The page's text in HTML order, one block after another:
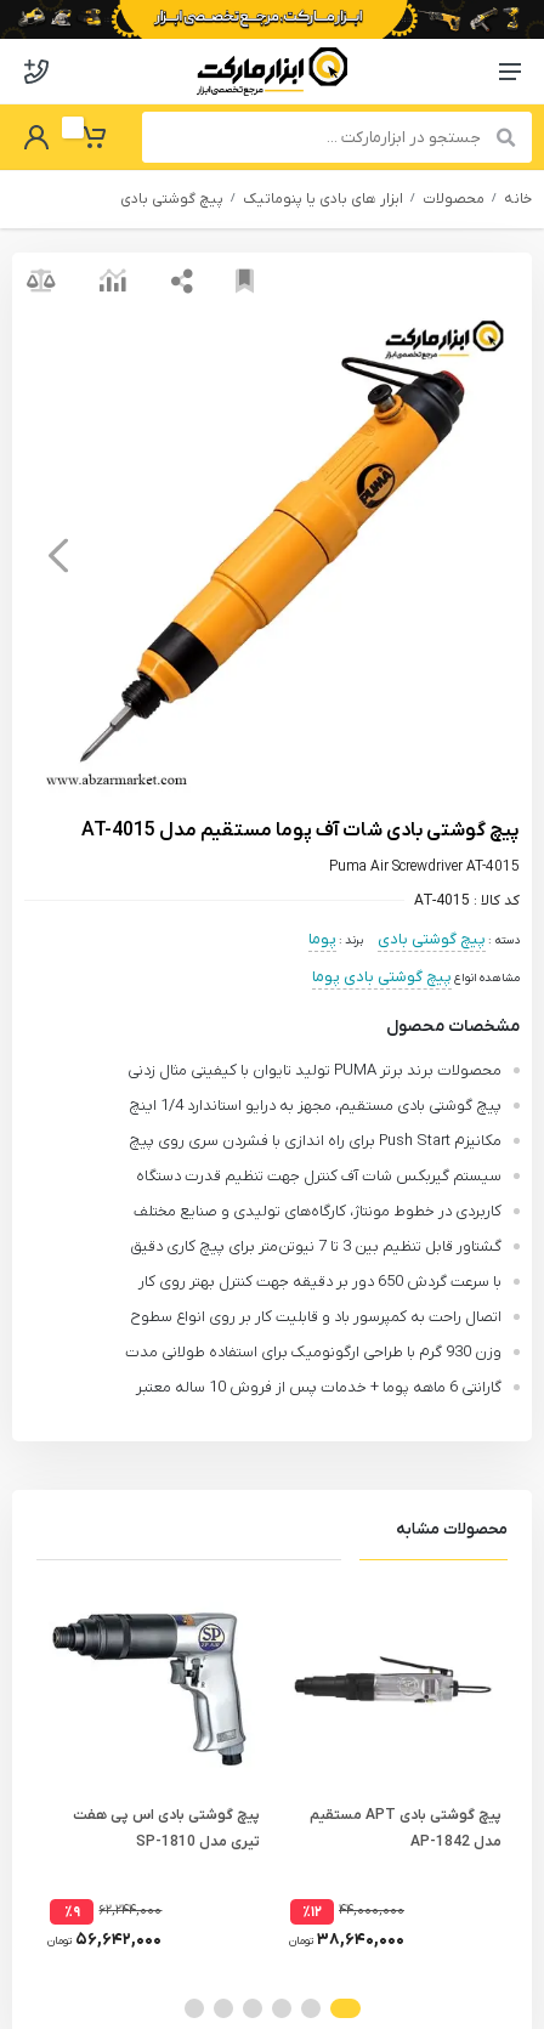
Menu Navigation
My Basket
Password
خانه محصولات ابزار های بادی یا پنوماتیک پیچ گوشتی بادی
پیچ گوشتی بادی شات آف پوما مستقیم مدل AT-4015
Puma Air Screwdriver AT-4015
کد کالا : AT-4015
دسته : پیچ گوشتی بادی برند : پوما
مشاهده انواع پیچ گوشتی بادی پوما
مشخصات محصول
محصولات برند برتر PUMA تولید تایوان با کیفیتی مثال زدنی
پیچ‌ گوشتی بادی مستقیم، مجهز به درایو استاندارد 1/4 اینچ
مکانیزم Push Start برای راه اندازی با فشردن سری روی پیچ
سیستم گیربکس شات آف کنترل جهت تنظیم قدرت دستگاه
کاربردی در خطوط مونتاژ، کارگاه‌های تولیدی و صنایع مختلف
گشتاور قابل تنظیم بین 3 تا 7 نیوتن‌متر برای پیچ‌ کاری دقیق
با سرعت گردش 650 دور بر دقیقه جهت کنترل بهتر روی کار
اتصال راحت به کمپرسور باد و قابلیت کار بر روی انواع سطوح
وزن 930 گرم با طراحی ارگونومیک برای استفاده طولانی‌ مدت
گارانتی 6 ماهه پوما + خدمات پس از فروش 10 ساله معتبر
محصولات مشابه
پیچ گوشتی بادی APT مستقیم
مدل AP-1842
۴۴,۰۰۰,۰۰۰ ٪۱۲
۳۸,۶۴۰,۰۰۰ تومان
پیچ گوشتی بادی اس پی هفت
تیری مدل SP-1810
۶۲,۲۴۴,۰۰۰ ٪۹
۵۶,۶۴۲,۰۰۰ تومان